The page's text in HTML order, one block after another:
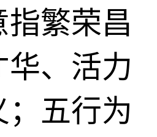
繁荣昌
、活力
；五行为